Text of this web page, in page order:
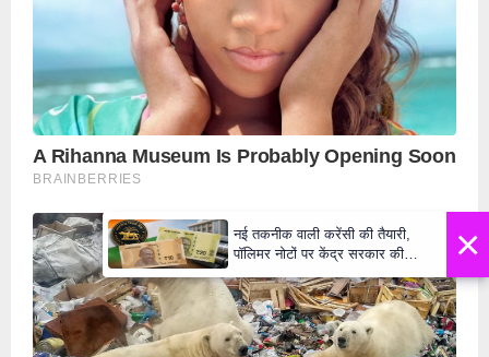
×
नई तकनीक वाली करेंसी की तैयारी,
पॉलिमर नोटों पर केंद्र सरकार की
₹10 और ₹20 के नोट - Daily Lok
Manch PM Modi U